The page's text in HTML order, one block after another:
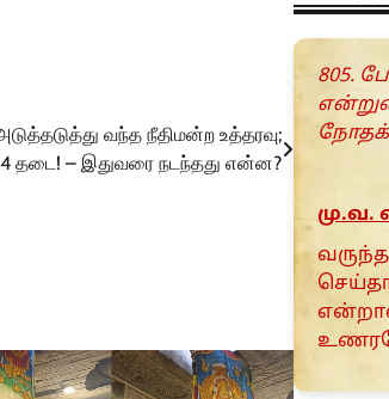
வந்த நீதிமன்ற உத்தரவு;
தடை! – இதுவரை நடந்தது என்ன?
805.
மு.வ.